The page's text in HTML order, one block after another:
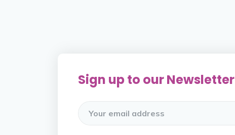
Sign up to our Newsletter